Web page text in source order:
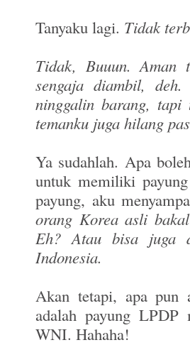
Tanyaku lagi. Tidak
Tidak, Buuun. Aman
sengaja diambil,
ninggalin barang, tapi
temanku juga hilang
Ya sudahlah. Apa
untuk memiliki
payung, aku
orang Korea asli
Eh? Atau bisa juga
Indonesia.
Akan tetapi, apa pun
adalah payung
WNI. Hahaha!